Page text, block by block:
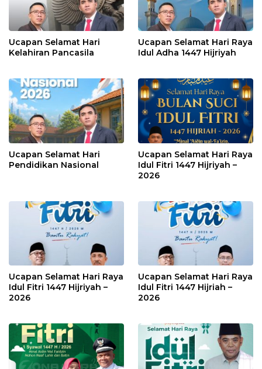
Ucapan Selamat Hari
Kelahiran Pancasila
Ucapan Selamat Hari Raya
Idul Adha 1447 Hijriyah
Ucapan Selamat Hari
Pendidikan Nasional
Ucapan Selamat Hari Raya
Idul Fitri 1447 Hijriyah –
2026
Ucapan Selamat Hari Raya
Idul Fitri 1447 Hijriyah –
2026
Ucapan Selamat Hari Raya
Idul Fitri 1447 Hijriah –
2026